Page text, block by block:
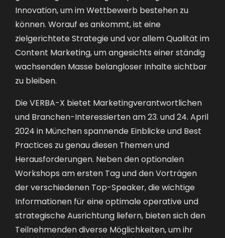
Innovation, um im Wettbewerb bestehen zu
können. Worauf es ankommt, ist eine
zielgerichtete Strategie und vor allem Qualität im
Content Marketing, um angesichts einer ständig
wachsenden Masse belangloser Inhalte sichtbar
zu bleiben.
Die VERBA-X bietet Marketingverantwortlichen
und Branchen-Interessierten am 23. und 24. April
2024 in München spannende Einblicke und Best
Practices zu genau diesen Themen und
Herausforderungen. Neben den optionalen
Workshops am ersten Tag und den Vorträgen
der verschiedenen Top-Speaker, die wichtige
Informationen für eine optimale operative und
strategische Ausrichtung liefern, bieten sich den
Teilnehmenden diverse Möglichkeiten, um ihr